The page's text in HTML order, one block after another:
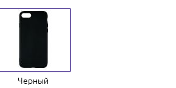
Черный